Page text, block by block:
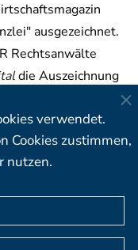
verwendet.
Cookies zustimmen,
nutzen.
ausgezeichnet.
Rechtsanwälte
die Auszeichnung
erhalten.
Partnerschaft mbB
∙ Deutschland